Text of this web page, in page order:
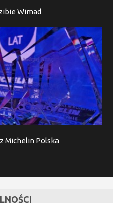
Wimad
Michelin Polska